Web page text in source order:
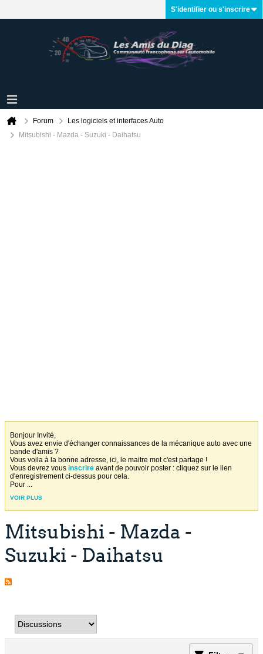
S'identifier ou s'inscrire
Forum
Les logiciels et interfaces Auto
Mitsubishi - Mazda - Suzuki - Daihatsu
Bonjour Invité,
Vous avez envie d'échanger connaissances de la mécanique auto avec une
bande d'amis ?
Vous voila à la bonne adresse, ici, le maitre mot c'est partage !
Vous devrez vous inscrire avant de pouvoir poster : cliquez sur le lien
d'enregistrement ci-dessus pour cela.
Pour ...
VOIR PLUS
Mitsubishi - Mazda -
Suzuki - Daihatsu